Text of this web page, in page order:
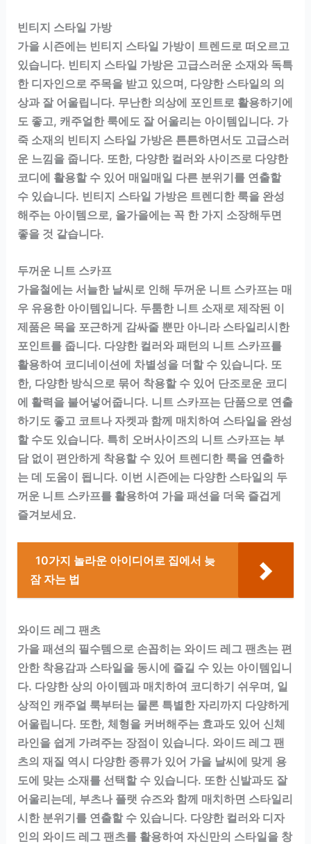
빈티지 스타일 가방
가을 시즌에는 빈티지 스타일 가방이 트렌드로 떠오르고
있습니다. 빈티지 스타일 가방은 고급스러운 소재와 독특
한 디자인으로 주목을 받고 있으며, 다양한 스타일의 의
상과 잘 어울립니다. 무난한 의상에 포인트로 활용하기에
도 좋고, 캐주얼한 룩에도 잘 어울리는 아이템입니다. 가
죽 소재의 빈티지 스타일 가방은 튼튼하면서도 고급스러
운 느낌을 줍니다. 또한, 다양한 컬러와 사이즈로 다양한
코디에 활용할 수 있어 매일매일 다른 분위기를 연출할
수 있습니다. 빈티지 스타일 가방은 트렌디한 룩을 완성
해주는 아이템으로, 올가을에는 꼭 한 가지 소장해두면
좋을 것 같습니다.
두꺼운 니트 스카프
가을철에는 서늘한 날씨로 인해 두꺼운 니트 스카프는 매
우 유용한 아이템입니다. 두툼한 니트 소재로 제작된 이
제품은 목을 포근하게 감싸줄 뿐만 아니라 스타일리시한
포인트를 줍니다. 다양한 컬러와 패턴의 니트 스카프를
활용하여 코디네이션에 차별성을 더할 수 있습니다. 또
한, 다양한 방식으로 묶어 착용할 수 있어 단조로운 코디
에 활력을 불어넣어줍니다. 니트 스카프는 단품으로 연출
하기도 좋고 코트나 자켓과 함께 매치하여 스타일을 완성
할 수도 있습니다. 특히 오버사이즈의 니트 스카프는 부
담 없이 편안하게 착용할 수 있어 트렌디한 룩을 연출하
는 데 도움이 됩니다. 이번 시즌에는 다양한 스타일의 두
꺼운 니트 스카프를 활용하여 가을 패션을 더욱 즐겁게
즐겨보세요.
10가지 놀라운 아이디어로 집에서 늦
잠 자는 법
와이드 레그 팬츠
가을 패션의 필수템으로 손꼽히는 와이드 레그 팬츠는 편
안한 착용감과 스타일을 동시에 즐길 수 있는 아이템입니
다. 다양한 상의 아이템과 매치하여 코디하기 쉬우며, 일
상적인 캐주얼 룩부터는 물론 특별한 자리까지 다양하게
어울립니다. 또한, 체형을 커버해주는 효과도 있어 신체
라인을 쉽게 가려주는 장점이 있습니다. 와이드 레그 팬
츠의 재질 역시 다양한 종류가 있어 가을 날씨에 맞게 용
도에 맞는 소재를 선택할 수 있습니다. 또한 신발과도 잘
어울리는데, 부츠나 플랫 슈즈와 함께 매치하면 스타일리
시한 분위기를 연출할 수 있습니다. 다양한 컬러와 디자
인의 와이드 레그 팬츠를 활용하여 자신만의 스타일을 창